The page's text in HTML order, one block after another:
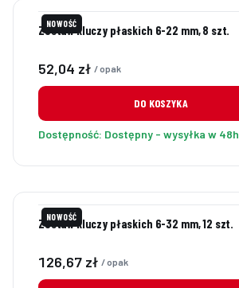
NOWOŚĆ
Zestaw kluczy płaskich 6-22 mm, 8 szt.
Cena
52,04 zł / opak
DO KOSZYKA
Dostępność: Dostępny - wysyłka w 48h
NOWOŚĆ
Zestaw kluczy płaskich 6-32 mm, 12 szt.
Cena
126,67 zł / opak